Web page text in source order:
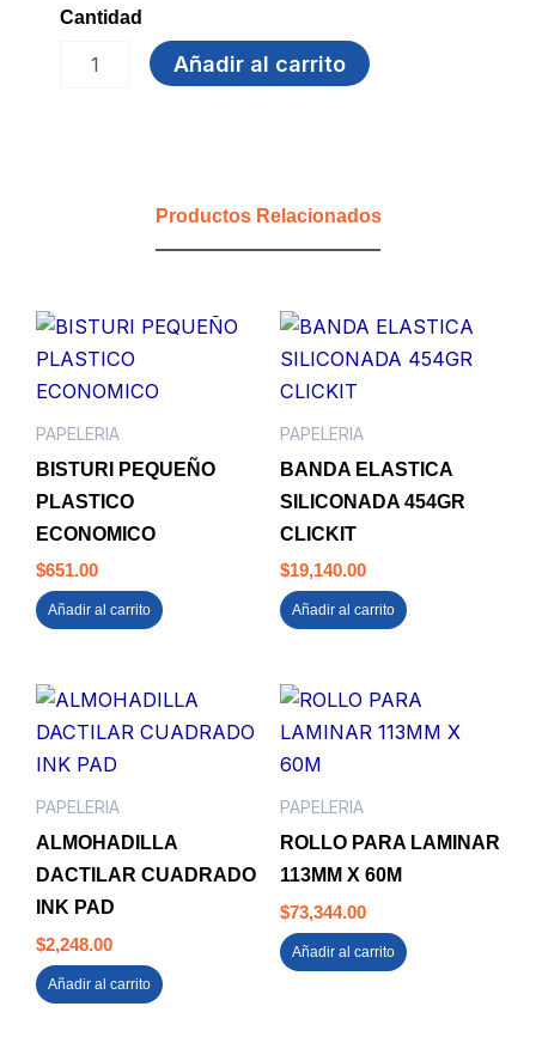
Cantidad
MICROPUNTA
ROLLER
Añadir al carrito
Productos Relacionados
PAPELERIA
BISTURI PEQUEÑO
PLASTICO
ECONOMICO
$651.00
Añadir al carrito
PAPELERIA
BANDA ELASTICA
SILICONADA 454GR
CLICKIT
$19,140.00
Añadir al carrito
PAPELERIA
ALMOHADILLA
DACTILAR CUADRADO
INK PAD
$2,248.00
Añadir al carrito
PAPELERIA
ROLLO PARA LAMINAR
113MM X 60M
$73,344.00
Añadir al carrito